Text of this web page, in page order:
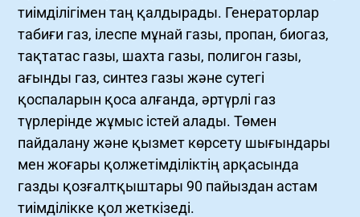
тиімділігімен таң қалдырады. Генераторлар
табиғи газ, ілеспе мұнай газы, пропан, биогаз,
тақтатас газы, шахта газы, полигон газы,
ағынды газ, синтез газы және сутегі
қоспаларын қоса алғанда, әртүрлі газ
түрлерінде жұмыс істей алады. Төмен
пайдалану және қызмет көрсету шығындары
мен жоғары қолжетімділіктің арқасында
газды қозғалтқыштары 90 пайыздан астам
тиімділікке қол жеткізеді.